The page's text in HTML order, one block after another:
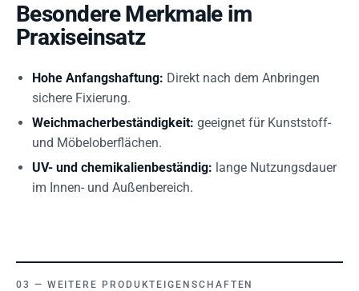
Besondere Merkmale im
Praxiseinsatz
Hohe Anfangshaftung: Direkt nach dem Anbringen
sichere Fixierung.
Weichmacherbeständigkeit: geeignet für Kunststoff-
und Möbeloberflächen.
UV- und chemikalienbeständig: lange Nutzungsdauer
im Innen- und Außenbereich.
WEITERE PRODUKTEIGENSCHAFTEN